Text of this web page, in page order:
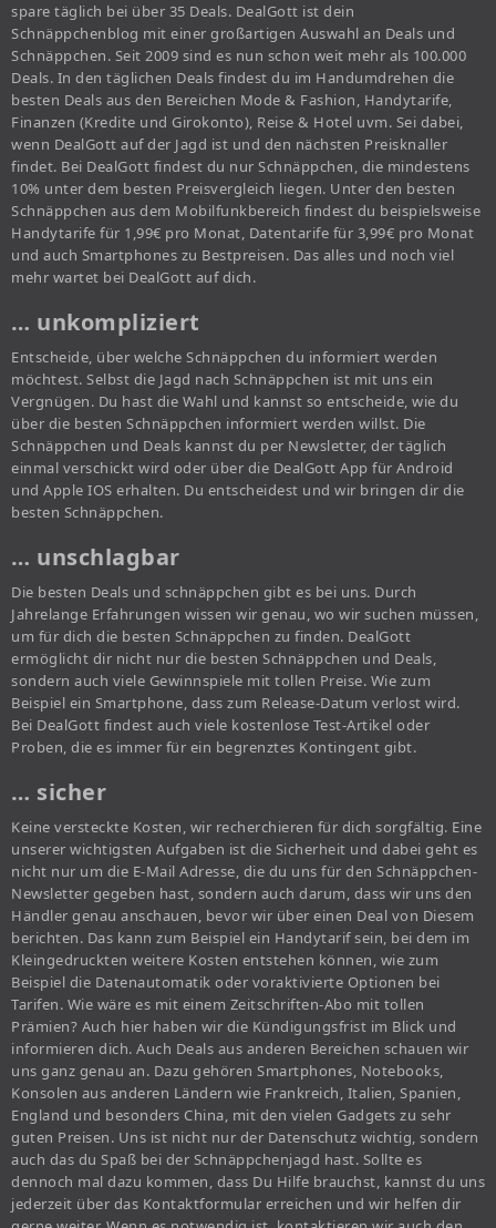
spare täglich bei über 35 Deals. DealGott ist dein
Schnäppchenblog mit einer großartigen Auswahl an Deals und
Schnäppchen. Seit 2009 sind es nun schon weit mehr als 100.000
Deals. In den täglichen Deals findest du im Handumdrehen die
besten Deals aus den Bereichen Mode & Fashion, Handytarife,
Finanzen (Kredite und Girokonto), Reise & Hotel uvm. Sei dabei,
wenn DealGott auf der Jagd ist und den nächsten Preisknaller
findet. Bei DealGott findest du nur Schnäppchen, die mindestens
10% unter dem besten Preisvergleich liegen. Unter den besten
Schnäppchen aus dem Mobilfunkbereich findest du beispielsweise
Handytarife für 1,99€ pro Monat, Datentarife für 3,99€ pro Monat
und auch Smartphones zu Bestpreisen. Das alles und noch viel
mehr wartet bei DealGott auf dich.
… unkompliziert
Entscheide, über welche Schnäppchen du informiert werden
möchtest. Selbst die Jagd nach Schnäppchen ist mit uns ein
Vergnügen. Du hast die Wahl und kannst so entscheide, wie du
über die besten Schnäppchen informiert werden willst. Die
Schnäppchen und Deals kannst du per Newsletter, der täglich
einmal verschickt wird oder über die DealGott App für Android
und Apple IOS erhalten. Du entscheidest und wir bringen dir die
besten Schnäppchen.
… unschlagbar
Die besten Deals und schnäppchen gibt es bei uns. Durch
Jahrelange Erfahrungen wissen wir genau, wo wir suchen müssen,
um für dich die besten Schnäppchen zu finden. DealGott
ermöglicht dir nicht nur die besten Schnäppchen und Deals,
sondern auch viele Gewinnspiele mit tollen Preise. Wie zum
Beispiel ein Smartphone, dass zum Release-Datum verlost wird.
Bei DealGott findest auch viele kostenlose Test-Artikel oder
Proben, die es immer für ein begrenztes Kontingent gibt.
… sicher
Keine versteckte Kosten, wir recherchieren für dich sorgfältig. Eine
unserer wichtigsten Aufgaben ist die Sicherheit und dabei geht es
nicht nur um die E-Mail Adresse, die du uns für den Schnäppchen-
Newsletter gegeben hast, sondern auch darum, dass wir uns den
Händler genau anschauen, bevor wir über einen Deal von Diesem
berichten. Das kann zum Beispiel ein Handytarif sein, bei dem im
Kleingedruckten weitere Kosten entstehen können, wie zum
Beispiel die Datenautomatik oder voraktivierte Optionen bei
Tarifen. Wie wäre es mit einem Zeitschriften-Abo mit tollen
Prämien? Auch hier haben wir die Kündigungsfrist im Blick und
informieren dich. Auch Deals aus anderen Bereichen schauen wir
uns ganz genau an. Dazu gehören Smartphones, Notebooks,
Konsolen aus anderen Ländern wie Frankreich, Italien, Spanien,
England und besonders China, mit den vielen Gadgets zu sehr
guten Preisen. Uns ist nicht nur der Datenschutz wichtig, sondern
auch das du Spaß bei der Schnäppchenjagd hast. Sollte es
dennoch mal dazu kommen, dass Du Hilfe brauchst, kannst du uns
jederzeit über das Kontaktformular erreichen und wir helfen dir